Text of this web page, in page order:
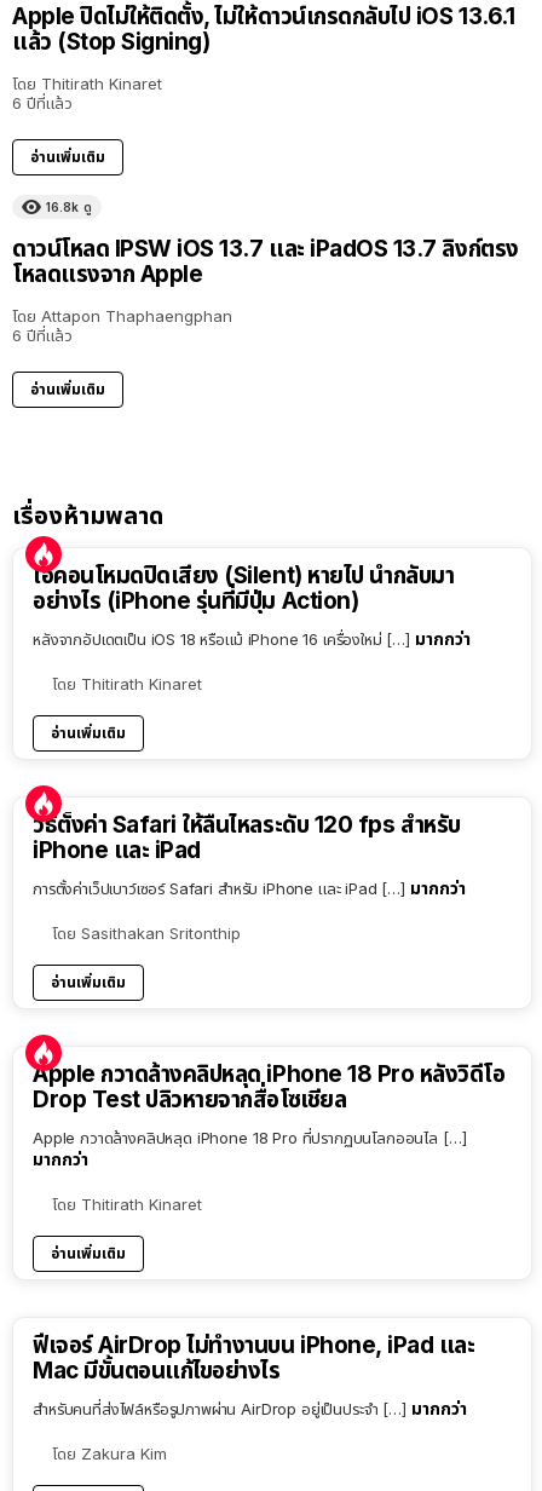
Apple ปิดไม่ให้ติดตั้ง, ไม่ให้ดาวน์เกรดกลับไป iOS 13.6.1
แล้ว (Stop Signing)
โดย Thitirath Kinaret
6 ปีที่แล้ว
อ่านเพิ่มเติม
16.8k ดู
ดาวน์โหลด IPSW iOS 13.7 และ iPadOS 13.7 ลิงก์ตรง
โหลดแรงจาก Apple
โดย Attapon Thaphaengphan
6 ปีที่แล้ว
อ่านเพิ่มเติม
เรื่องห้ามพลาด
ไอคอนโหมดปิดเสียง (Silent) หายไป นำกลับมา
อย่างไร (iPhone รุ่นที่มีปุ่ม Action)
หลังจากอัปเดตเป็น iOS 18 หรือแม้ iPhone 16 เครื่องใหม่ […] มากกว่า
โดย Thitirath Kinaret
อ่านเพิ่มเติม
วิธีตั้งค่า Safari ให้ลื่นไหลระดับ 120 fps สำหรับ
iPhone และ iPad
การตั้งค่าเว็ปเบาว์เซอร์ Safari สำหรับ iPhone และ iPad […] มากกว่า
โดย Sasithakan Sritonthip
อ่านเพิ่มเติม
Apple กวาดล้างคลิปหลุด iPhone 18 Pro หลังวิดีโอ
Drop Test ปลิวหายจากสื่อโซเชียล
Apple กวาดล้างคลิปหลุด iPhone 18 Pro ที่ปรากฏบนโลกออนไล […]
มากกว่า
โดย Thitirath Kinaret
อ่านเพิ่มเติม
ฟีเจอร์ AirDrop ไม่ทำงานบน iPhone, iPad และ
Mac มีขั้นตอนแก้ไขอย่างไร
สำหรับคนที่ส่งไฟล์หรือรูปภาพผ่าน AirDrop อยู่เป็นประจำ […] มากกว่า
โดย Zakura Kim